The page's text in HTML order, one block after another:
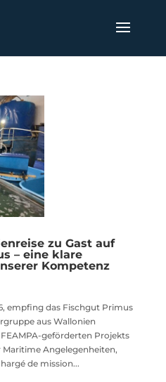
zu Gast auf
– eine klare
Kompetenz
empfing das Fischgut Primus
aus Wallonien
geförderten Projekts
Angelegenheiten,
de mission...